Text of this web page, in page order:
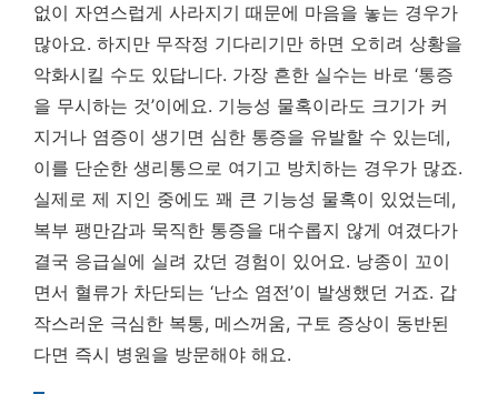
없이 자연스럽게 사라지기 때문에 마음을 놓는 경우가
많아요. 하지만 무작정 기다리기만 하면 오히려 상황을
악화시킬 수도 있답니다. 가장 흔한 실수는 바로 ‘통증
을 무시하는 것’이에요. 기능성 물혹이라도 크기가 커
지거나 염증이 생기면 심한 통증을 유발할 수 있는데,
이를 단순한 생리통으로 여기고 방치하는 경우가 많죠.
실제로 제 지인 중에도 꽤 큰 기능성 물혹이 있었는데,
복부 팽만감과 묵직한 통증을 대수롭지 않게 여겼다가
결국 응급실에 실려 갔던 경험이 있어요. 낭종이 꼬이
면서 혈류가 차단되는 ‘난소 염전’이 발생했던 거죠. 갑
작스러운 극심한 복통, 메스꺼움, 구토 증상이 동반된
다면 즉시 병원을 방문해야 해요.